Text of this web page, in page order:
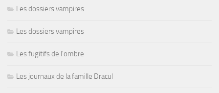
Les dossiers vampires
Les dossiers vampires
Les fugitifs de l'ombre
Les journaux de la famille Dracul